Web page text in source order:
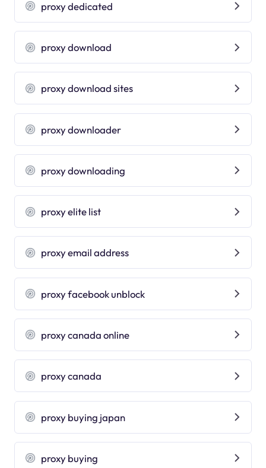
proxy dedicated
proxy download
proxy download sites
proxy downloader
proxy downloading
proxy elite list
proxy email address
proxy facebook unblock
proxy canada online
proxy canada
proxy buying japan
proxy buying